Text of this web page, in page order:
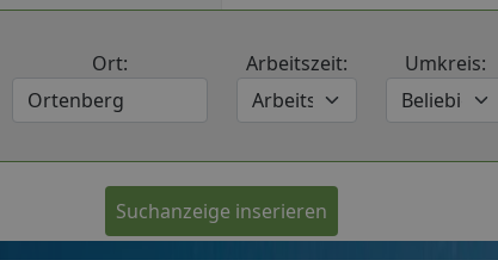
Ort: Arbeitszeit: Umkreis:
Suchanzeige inserieren